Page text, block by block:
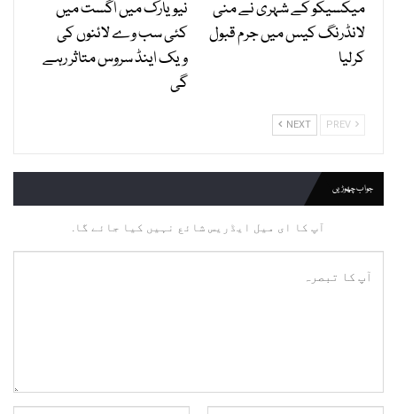
میکسیکو کے شہری نے منی
لانڈرنگ کیس میں جرم قبول
کرلیا
نیویارک میں اگست میں
کئی سب وے لائنوں کی
ویک اینڈ سروس متاثر رہے
گی
NEXT
جواب چھوڑیں
آپ کا ای میل ایڈریس شائع نہیں کیا جائے گا.